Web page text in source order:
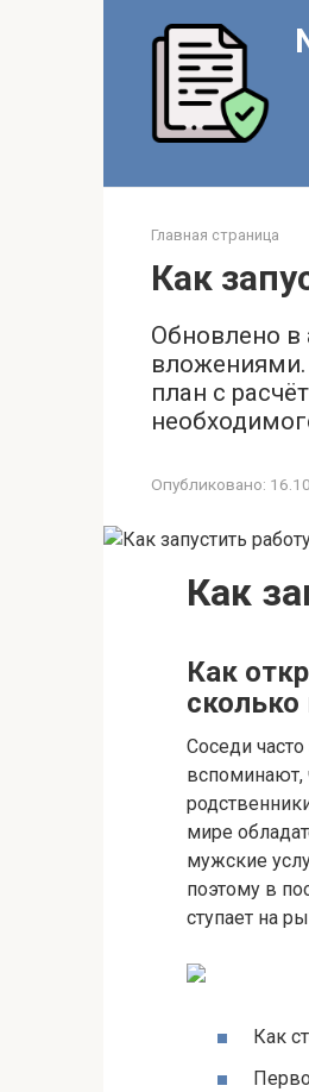
Главная страница
Как
Обновлено в
вложениями.
план с
Опубликовано:
Как
Как
Соседи
вспоминают,
мире
мужские
поэтому в
ступает на
Как